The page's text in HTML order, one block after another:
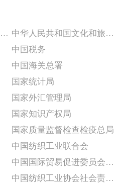
中华人民共和国中央人民政府
中华人民共和国文化和旅游部
中国税务
中国海关总署
国家统计局
国家外汇管理局
国家知识产权局
国家质量监督检查检疫总局
中国纺织工业联合会
中国国际贸易促进委员会纺织行业分会
中国纺织工业协会社会责任建设推广委员会